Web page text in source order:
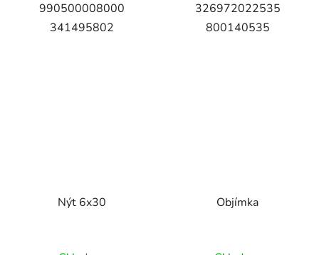
990500008000
341495802
326972022535
800140535
Nýt 6x30 Objímka